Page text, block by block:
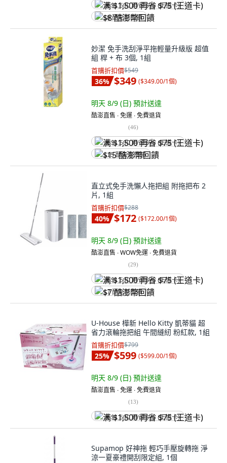
满 $1,500 再省 $75 (王道卡)
$8 酷澎幣回饋
妙潔 免手洗刮淨平拖輕量升級版 超值
組 桿 + 布 3個, 1組
首購折扣價$549
36% $349 ($349.00/1個)
明天 8/9 (日) 預計送達
酷澎直售 ∙ 免運 ∙ 免費退貨
(46)
满 $1,500 再省 $75 (王道卡)
$15 酷澎幣回饋
直立式免手洗懶人拖把組 附拖把布 2
片, 1組
首購折扣價$288
40% $172 ($172.00/1個)
明天 8/9 (日) 預計送達
酷澎直售 ∙ WOW免運 ∙ 免費退貨
(29)
满 $1,500 再省 $75 (王道卡)
$7 酷澎幣回饋
U-House 樺新 Hello Kitty 凱蒂貓 超
省力滾輪拖把組 午間縫紉 粉紅款, 1組
首購折扣價$799
25% $599 ($599.00/1個)
明天 8/9 (日) 預計送達
酷澎直售 ∙ 免運 ∙ 免費退貨
(13)
满 $1,500 再省 $75 (王道卡)
Supamop 好神拖 輕巧手壓旋轉拖 淨
涼一夏豪禮開刮限定組, 1個